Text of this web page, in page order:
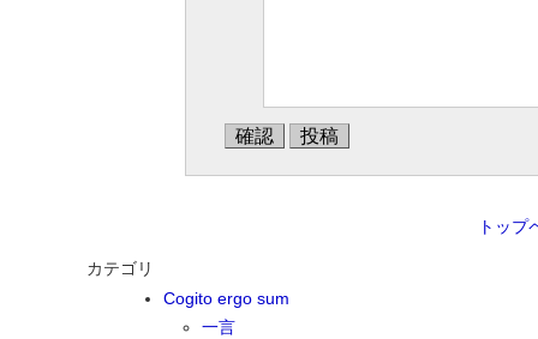
トップ
カテゴリ
Cogito ergo sum
一言